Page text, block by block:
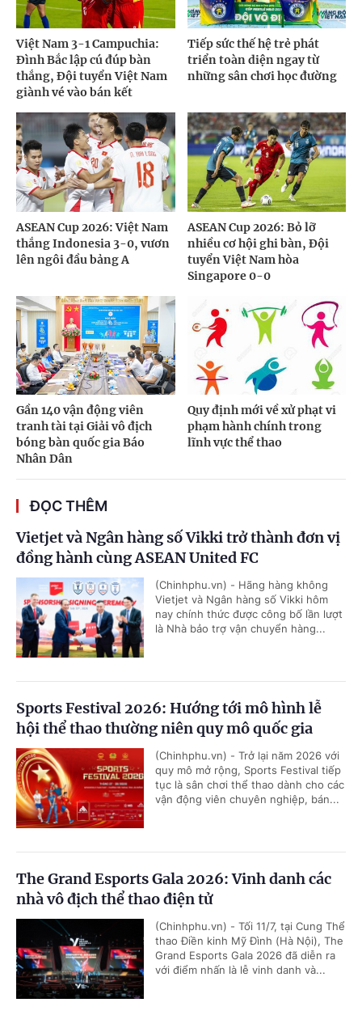
Việt Nam 3-1 Campuchia:
Đình Bắc lập cú đúp bàn
thắng, Đội tuyển Việt Nam
giành vé vào bán kết
Tiếp sức thế hệ trẻ phát
triển toàn diện ngay từ
những sân chơi học đường
ASEAN Cup 2026: Việt Nam
thắng Indonesia 3-0, vươn
lên ngôi đầu bảng A
ASEAN Cup 2026: Bỏ lỡ
nhiều cơ hội ghi bàn, Đội
tuyển Việt Nam hòa
Singapore 0-0
Gần 140 vận động viên
tranh tài tại Giải vô địch
bóng bàn quốc gia Báo
Nhân Dân
Quy định mới về xử phạt vi
phạm hành chính trong
lĩnh vực thể thao
ĐỌC THÊM
Vietjet và Ngân hàng số Vikki trở thành đơn vị
đồng hành cùng ASEAN United FC
(Chinhphu.vn) - Hãng hàng không
Vietjet và Ngân hàng số Vikki hôm
nay chính thức được công bố lần lượt
là Nhà bảo trợ vận chuyển hàng...
Sports Festival 2026: Hướng tới mô hình lễ
hội thể thao thường niên quy mô quốc gia
(Chinhphu.vn) - Trở lại năm 2026 với
quy mô mở rộng, Sports Festival tiếp
tục là sân chơi thể thao dành cho các
vận động viên chuyên nghiệp, bán...
The Grand Esports Gala 2026: Vinh danh các
nhà vô địch thể thao điện tử
(Chinhphu.vn) - Tối 11/7, tại Cung Thể
thao Điền kinh Mỹ Đình (Hà Nội), The
Grand Esports Gala 2026 đã diễn ra
với điểm nhấn là lễ vinh danh và...